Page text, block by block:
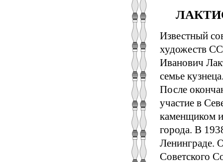
Известный
художеств
Иванович
семье
После
участие в
каменщиком
города. В
Ленинграде.
Советского